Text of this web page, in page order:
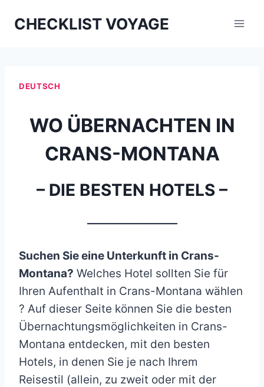
CHECKLIST VOYAGE
DEUTSCH
WO ÜBERNACHTEN IN
CRANS-MONTANA
– DIE BESTEN HOTELS –
Suchen Sie eine Unterkunft in Crans-
Montana? Welches Hotel sollten Sie für
Ihren Aufenthalt in Crans-Montana wählen
? Auf dieser Seite können Sie die besten
Übernachtungsmöglichkeiten in Crans-
Montana entdecken, mit den besten
Hotels, in denen Sie je nach Ihrem
Reisestil (allein, zu zweit oder mit der